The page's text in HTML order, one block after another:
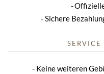
Sichere
Keine weiteren